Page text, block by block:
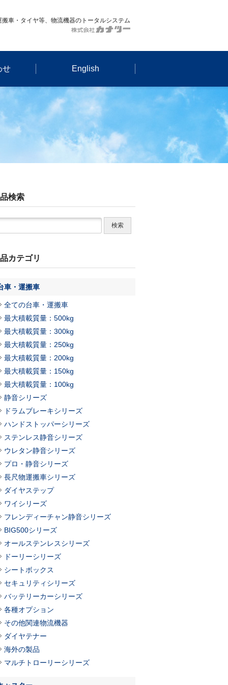
車・タイヤ等、物流機器のトータルシステム
せ English
検索
カテゴリ
車・運搬車
全ての台車・運搬車
最大積載質量：500kg
最大積載質量：300kg
最大積載質量：250kg
最大積載質量：200kg
最大積載質量：150kg
最大積載質量：100kg
静音シリーズ
ドラムブレーキシリーズ
ハンドストッパーシリーズ
ステンレス静音シリーズ
ウレタン静音シリーズ
プロ・静音シリーズ
長尺物運搬車シリーズ
ダイヤステップ
ワイシリーズ
フレンディーチャン静音シリーズ
BIG500シリーズ
オールステンレスシリーズ
ドーリーシリーズ
シートボックス
セキュリティシリーズ
バッテリーカーシリーズ
各種オプション
その他関連物流機器
ダイヤテナー
海外の製品
マルチトローリーシリーズ